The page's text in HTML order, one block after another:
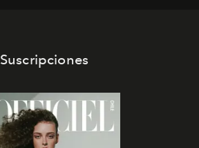
Suscripciones